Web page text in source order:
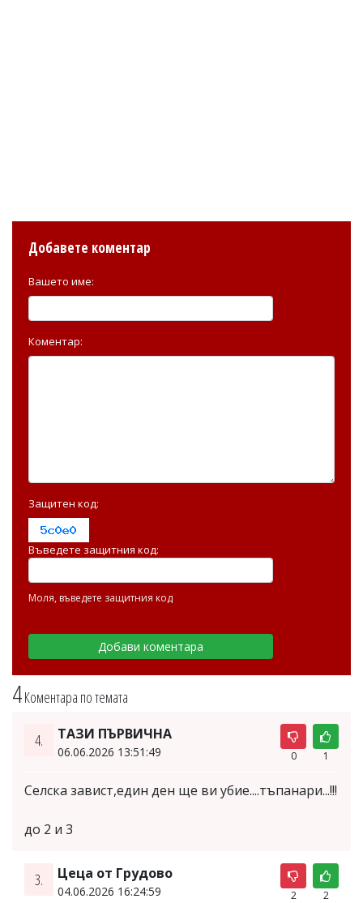
4Коментара по темата
4. ТАЗИ ПЪРВИЧНА
06.06.2026 13:51:49 0 1
Селска завист,един ден ще ви убие....тъпанари...!!!
до 2 и 3
3. Цеца от Грудово
04.06.2026 16:24:59 2 2
Добавете коментар
Вашето име:
Коментар:
Защитен код:
Въведете защитния код:
Моля, въведете защитния код